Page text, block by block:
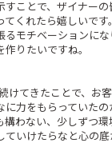
すことで、ザイナー
てくれたら嬉しいです
るモチベーションに
りたいですね。
けてきたことで、お
に力をもらっていた
構わない、少しずつ
ていけたらなと心の